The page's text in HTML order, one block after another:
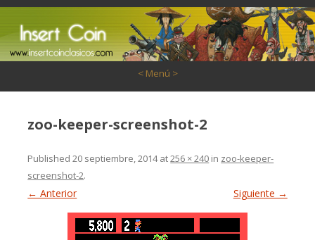
< Menú >
zoo-keeper-screenshot-2
Published20 septiembre, 2014at256 × 240 in zoo-keeper-
screenshot-2.
← Anterior Siguiente →